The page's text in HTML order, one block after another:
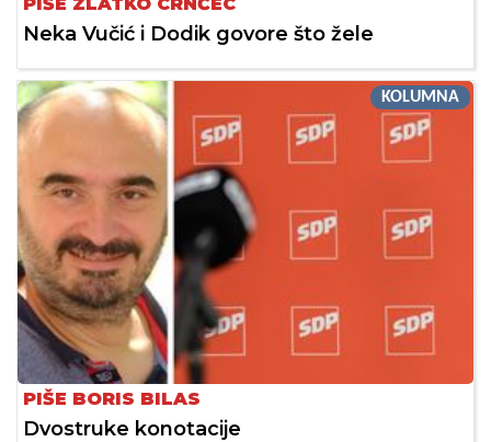
Neka Vučić i Dodik govore što žele
KOLUMNA
PIŠE BORIS BILAS
Dvostruke konotacije